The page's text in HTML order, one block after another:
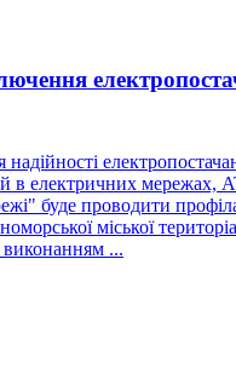
в електричних мережах,
буде проводити
міської
виконанням ...